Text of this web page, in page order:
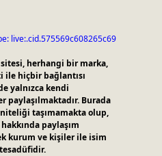
live:.cid.575569c608265c69
herhangi bir marka,
ile hiçbir bağlantısı
yalnızca kendi
paylaşılmaktadır. Burada
taşımamakta olup,
paylaşım
kurum ve kişiler ile isim